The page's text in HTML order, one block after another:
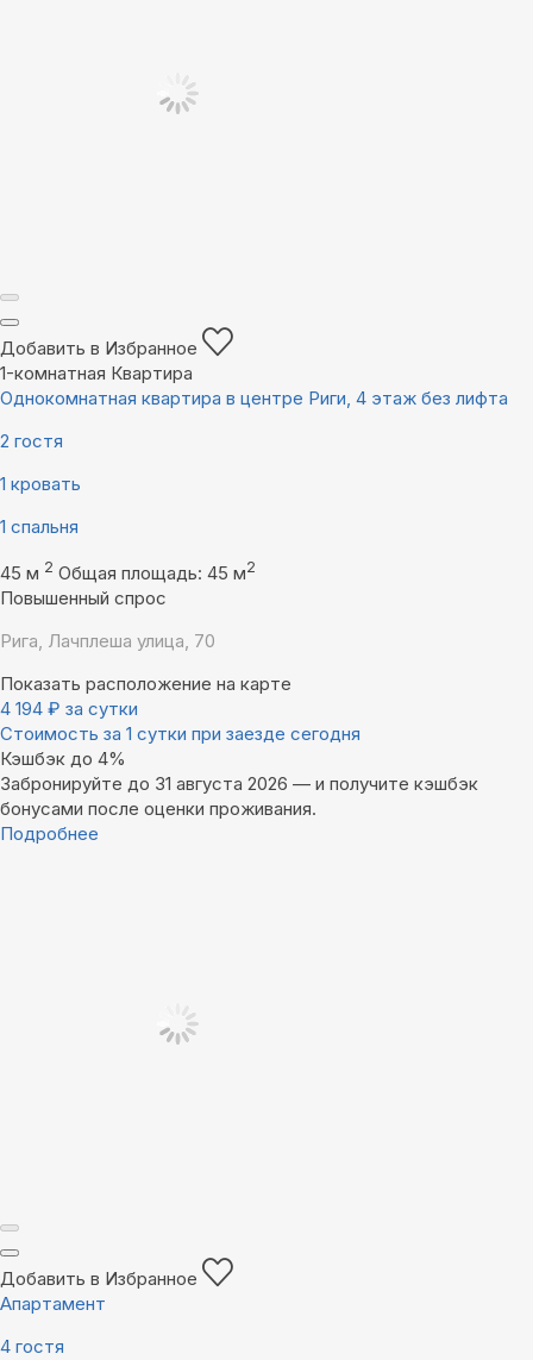
Добавить в Избранное
1-комнатная Квартира
Однокомнатная квартира в центре Риги, 4 этаж без лифта
2 гостя
1 кровать
1 спальня
45 м 2 Общая площадь: 45 м2
Повышенный спрос
Рига, Лачплеша улица, 70
Показать расположение на карте
4 194 ₽ за сутки
Стоимость за 1 сутки при заезде сегодня
Кэшбэк до 4%
Забронируйте до 31 августа 2026 — и получите кэшбэк
бонусами после оценки проживания.
Подробнее
Добавить в Избранное
Апартамент
4 гостя